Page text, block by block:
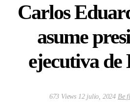
Carlos
asume
ejecutiva de
673 Views 12 julio, 2024 Be